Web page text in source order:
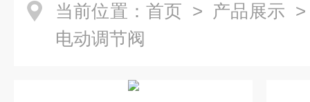
当前位置： 首页 > 产品展示
电动调节阀